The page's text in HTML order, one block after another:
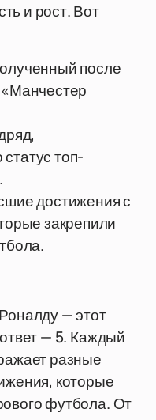
и рост. Вот
после
топ-
достижения с
закрепили
— этот
— 5. Каждый
разные
которые
футбола. От